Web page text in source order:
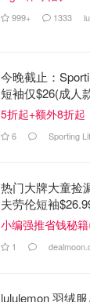
999+ 1333
今晚截止：
短袖仅$26(成人
5折起+额外8折起
6 Sporting
热门大牌大童捡
夫劳伦短袖
小编强推省钱秘
1
lululemon 羽绒